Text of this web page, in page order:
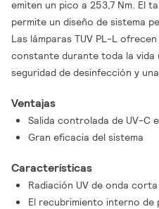
emiten un pico a 253,7 Nm. El
permite un diseño de sistema
Las lámparas TUV PL-L
constante durante toda la vida
seguridad de desinfección y
reemplazo de lámpara.
Ventajas
Salida controlada de UV-C
Gran eficacia del sistema
Características
Radiación UV de onda
El recubrimiento interno